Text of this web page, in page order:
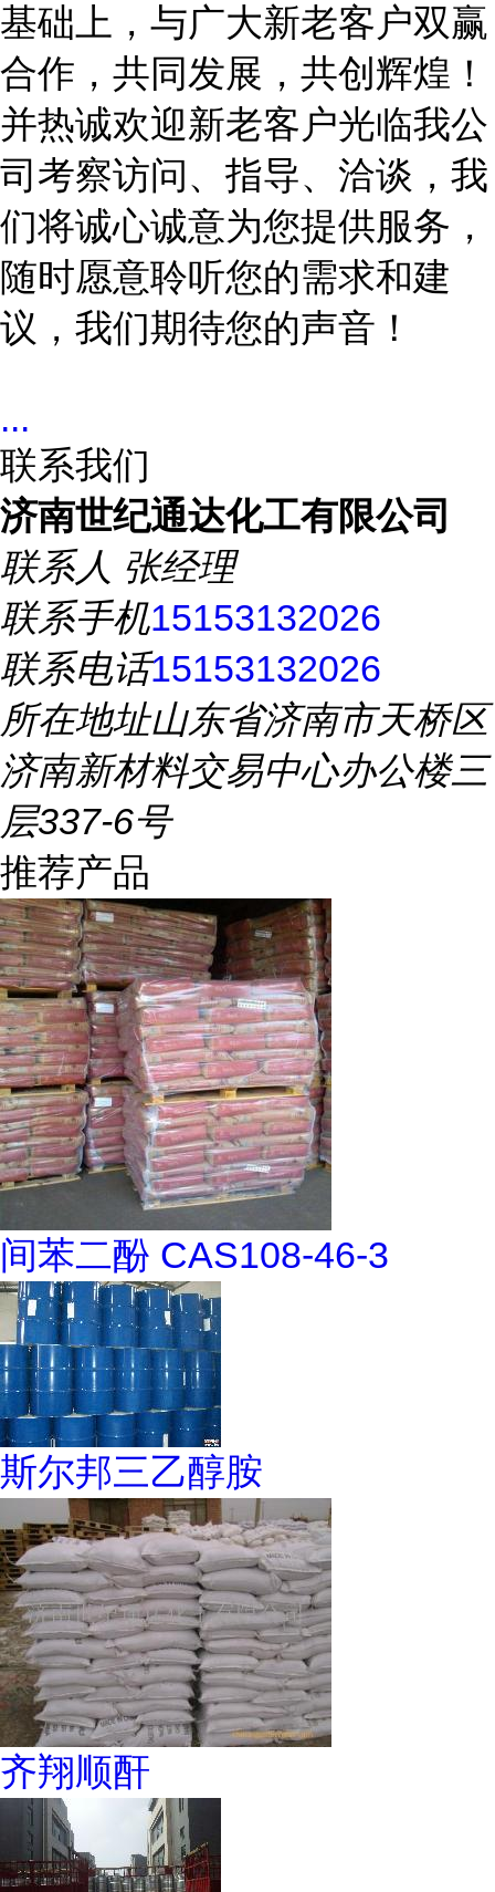
基础上，与广大新老客户双赢
合作，共同发展，共创辉煌！
并热诚欢迎新老客户光临我公
司考察访问、指导、洽谈，我
们将诚心诚意为您提供服务，
随时愿意聆听您的需求和建
议，我们期待您的声音！
...
联系我们
济南世纪通达化工有限公司
联系人 张经理
联系手机15153132026
联系电话15153132026
所在地址山东省济南市天桥区
济南新材料交易中心办公楼三
层337-6号
推荐产品
间苯二酚 CAS108-46-3
斯尔邦三乙醇胺
齐翔顺酐